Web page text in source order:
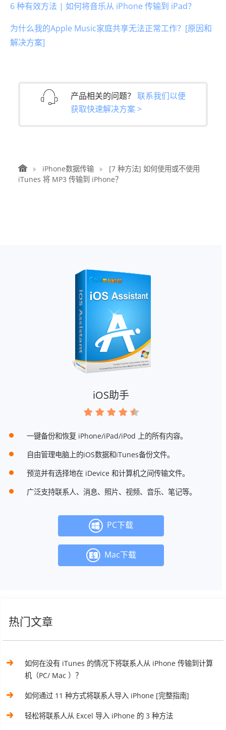
6 种有效方法 | 如何将音乐从 iPhone 传输到 iPad？
为什么我的Apple Music家庭共享无法正常工作？[原因和
解决方案]
产品相关的问题？ 联系我们以便
获取快速解决方案 >
iPhone数据传输
[7 种方法] 如何使用或不使用
iTunes 将 MP3 传输到 iPhone？
iOS助手
一键备份和恢复 iPhone/iPad/iPod 上的所有内容。
自由管理电脑上的iOS数据和iTunes备份文件。
预览并有选择地在 iDevice 和计算机之间传输文件。
广泛支持联系人、消息、照片、视频、音乐、笔记等。
PC下载
Mac下载
热门文章
如何在没有 iTunes 的情况下将联系人从 iPhone 传输到计算
机（PC/ Mac ）？
如何通过 11 种方式将联系人导入 iPhone [完整指南]
轻松将联系人从 Excel 导入 iPhone 的 3 种方法